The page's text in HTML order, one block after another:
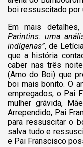
boi ressuscitado por
Em mais
Parintins: uma
indígenas”, de
que a história
caber nas três
(Amo do Boi) que
boi mais bonito. O
empregados, o Pai
mulher grávida,
Arrependido, Pai
para ressuscitar o
salva tudo e
e Pai Franscisco